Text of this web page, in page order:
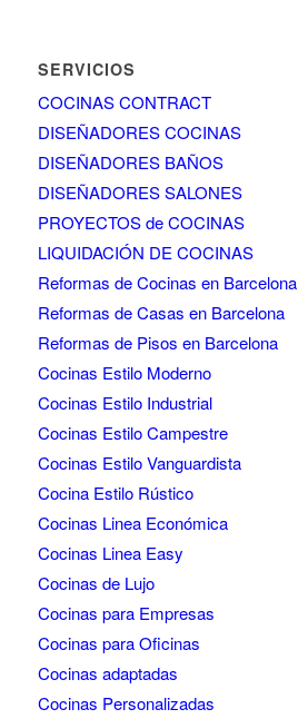
SERVICIOS
COCINAS CONTRACT
DISEÑADORES COCINAS
DISEÑADORES BAÑOS
DISEÑADORES SALONES
PROYECTOS de COCINAS
LIQUIDACIÓN DE COCINAS
Reformas de Cocinas en Barcelona
Reformas de Casas en Barcelona
Reformas de Pisos en Barcelona
Cocinas Estilo Moderno
Cocinas Estilo Industrial
Cocinas Estilo Campestre
Cocinas Estilo Vanguardista
Cocina Estilo Rústico
Cocinas Linea Económica
Cocinas Linea Easy
Cocinas de Lujo
Cocinas para Empresas
Cocinas para Oficinas
Cocinas adaptadas
Cocinas Personalizadas